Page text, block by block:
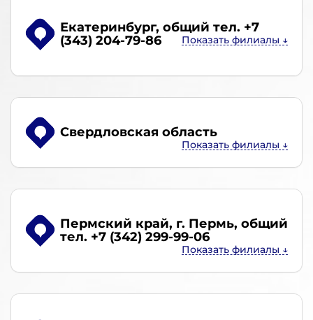
Екатеринбург, общий тел. +7
(343) 204-79-86
Свердловская область
Пермский край, г. Пермь, общий
тел. +7 (342) 299-99-06